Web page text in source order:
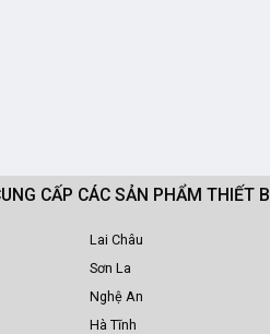
CẤP CÁC SẢN PHẨM
Lai Châu
Sơn La
Nghệ An
Hà Tĩnh